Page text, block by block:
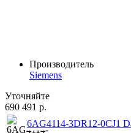
Производитель
Siemens
Уточняйте
690 491 р.
6AG4114-3DR12-0CJ1